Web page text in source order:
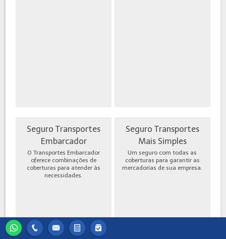
Seguro Transportes
Embarcador
O Transportes Embarcador
oferece combinações de
coberturas para atender às
necessidades.
Seguro Transportes
Mais Simples
Um seguro com todas as
coberturas para garantir as
mercadorias de sua empresa.